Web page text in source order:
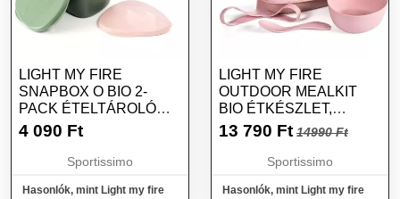
LIGHT MY FIRE
SNAPBOX O BIO 2-
PACK ÉTELTÁROLÓ
DOBOZ, RÓZSASZÍN,
4 090 Ft
Sportissimo
Hasonlók, mint Light my fire
LIGHT MY FIRE
OUTDOOR MEALKIT
BIO ÉTKÉSZLET,
RÓZSASZÍN, MÉRET
13 790 Ft 14990 Ft
Sportissimo
Hasonlók, mint Light my fire